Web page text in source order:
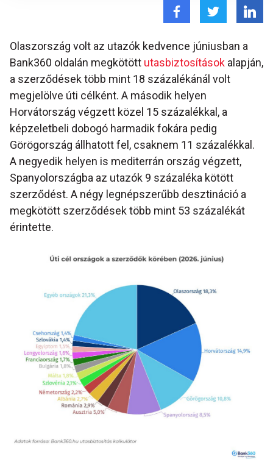
Olaszország volt az utazók kedvence júniusban a
Bank360 oldalán megkötött utasbiztosítások alapján,
a szerződések több mint 18 százalékánál volt
megjelölve úti célként. A második helyen
Horvátország végzett közel 15 százalékkal, a
képzeletbeli dobogó harmadik fokára pedig
Görögország állhatott fel, csaknem 11 százalékkal.
A negyedik helyen is mediterrán ország végzett,
Spanyolországba az utazók 9 százaléka kötött
szerződést. A négy legnépszerűbb desztináció a
megkötött szerződések több mint 53 százalékát
érintette.